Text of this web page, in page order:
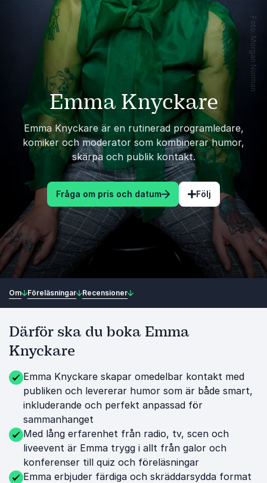
Emma Knyckare
Emma Knyckare är en rutinerad programledare,
komiker och moderator som kombinerar humor,
skärpa och publik kontakt.
Fråga om pris och datum Följ
Foto: Morgan Norman
Om Föreläsningar Recensioner
Därför ska du boka Emma
Knyckare
Emma Knyckare skapar omedelbar kontakt med
publiken och levererar humor som är både smart,
inkluderande och perfekt anpassad för
sammanhanget
Med lång erfarenhet från radio, tv, scen och
liveevent är Emma trygg i allt från galor och
konferenser till quiz och föreläsningar
Emma erbjuder färdiga och skräddarsydda format